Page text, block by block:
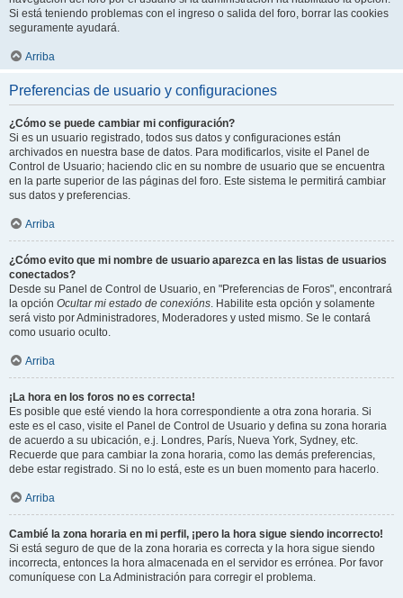
Si está teniendo problemas con el ingreso o salida del foro, borrar las cookies
seguramente ayudará.
Arriba
Preferencias de usuario y configuraciones
¿Cómo se puede cambiar mi configuración?
Si es un usuario registrado, todos sus datos y configuraciones están
archivados en nuestra base de datos. Para modificarlos, visite el Panel de
Control de Usuario; haciendo clic en su nombre de usuario que se encuentra
en la parte superior de las páginas del foro. Este sistema le permitirá cambiar
sus datos y preferencias.
Arriba
¿Cómo evito que mi nombre de usuario aparezca en las listas de usuarios
conectados?
Desde su Panel de Control de Usuario, en "Preferencias de Foros", encontrará
la opción Ocultar mi estado de conexións. Habilite esta opción y solamente
será visto por Administradores, Moderadores y usted mismo. Se le contará
como usuario oculto.
Arriba
¡La hora en los foros no es correcta!
Es posible que esté viendo la hora correspondiente a otra zona horaria. Si
este es el caso, visite el Panel de Control de Usuario y defina su zona horaria
de acuerdo a su ubicación, e.j. Londres, París, Nueva York, Sydney, etc.
Recuerde que para cambiar la zona horaria, como las demás preferencias,
debe estar registrado. Si no lo está, este es un buen momento para hacerlo.
Arriba
Cambié la zona horaria en mi perfil, ¡pero la hora sigue siendo incorrecto!
Si está seguro de que de la zona horaria es correcta y la hora sigue siendo
incorrecta, entonces la hora almacenada en el servidor es errónea. Por favor
comuníquese con La Administración para corregir el problema.